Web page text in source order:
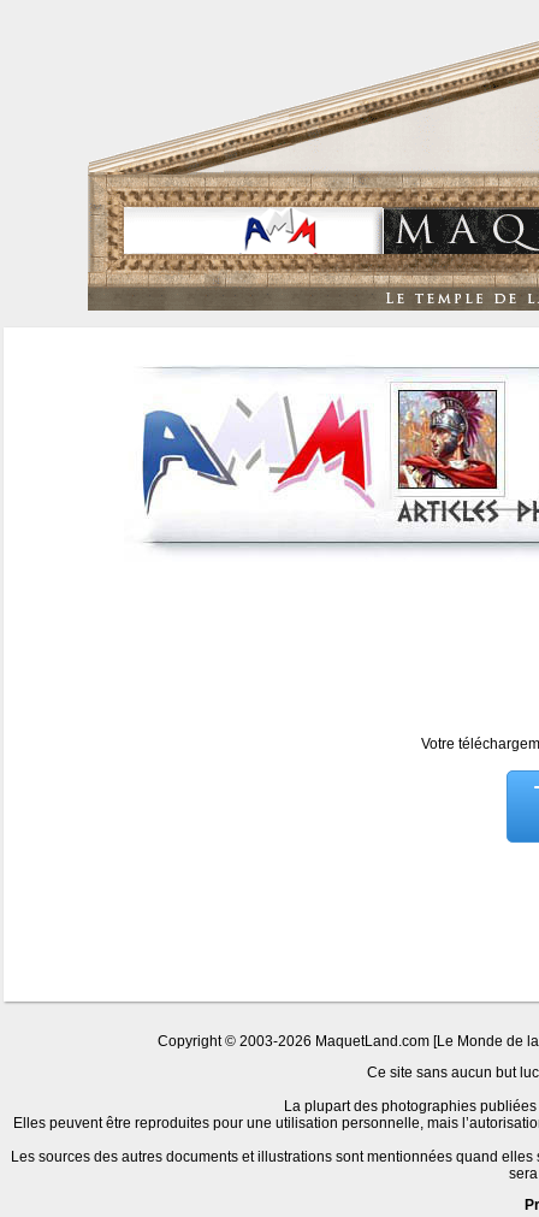
Votre
Copyright © 2003-2026 MaquetLand.com [Le Monde de
Ce site sans aucun but
La plupart des photographies
Elles peuvent être reproduites pour une utilisation personnelle, mais
Les sources des autres documents et illustrations sont mentionnées quand